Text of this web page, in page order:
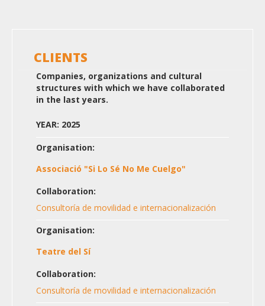
CLIENTS
Companies, organizations and cultural
structures with which we have collaborated
in the last years.
YEAR: 2025
Organisation:
Associació "Si Lo Sé No Me Cuelgo"
Collaboration:
Consultoría de movilidad e internacionalización
Organisation:
Teatre del Sí
Collaboration:
Consultoría de movilidad e internacionalización